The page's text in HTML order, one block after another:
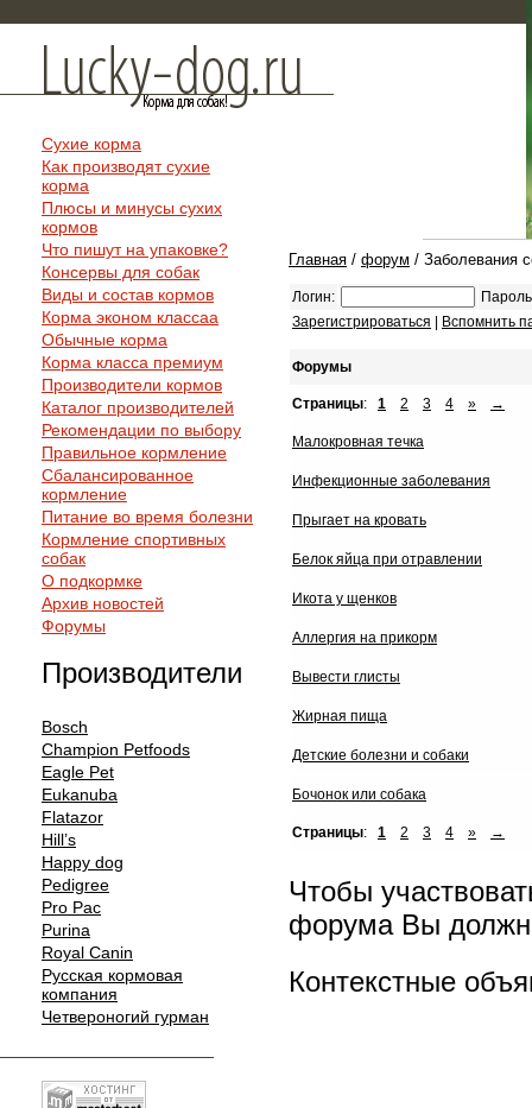
Сухие корма
Как производят сухие
корма
Плюсы и минусы сухих
кормов
Что пишут на упаковке?
Консервы для собак
Виды и состав кормов
Корма эконом классаа
Обычные корма
Корма класса премиум
Производители кормов
Каталог производителей
Рекомендации по выбору
Правильное кормление
Сбалансированное
кормление
Питание во время болезни
Кормление спортивных
собак
О подкормке
Архив новостей
Форумы
Производители
Bosch
Champion Petfoods
Eagle Pet
Eukanuba
Flatazor
Hill’s
Happy dog
Pedigree
Pro Pac
Purina
Royal Canin
Русская кормовая
компания
Четвероногий гурман
Главная / форум / Заболевания
Логин:
Зарегистрироваться
Вспомнить
Форумы
Страницы: 1 2 3 4 » →
Малокровная течка
Инфекционные заболевания
Прыгает на кровать
Белок яйца при отравлении
Икота у щенков
Аллергия на прикорм
Вывести глисты
Жирная пища
Детские болезни и собаки
Бочонок или собака
Страницы: 1 2 3 4 » →
Чтобы
форума Вы
Контекстные